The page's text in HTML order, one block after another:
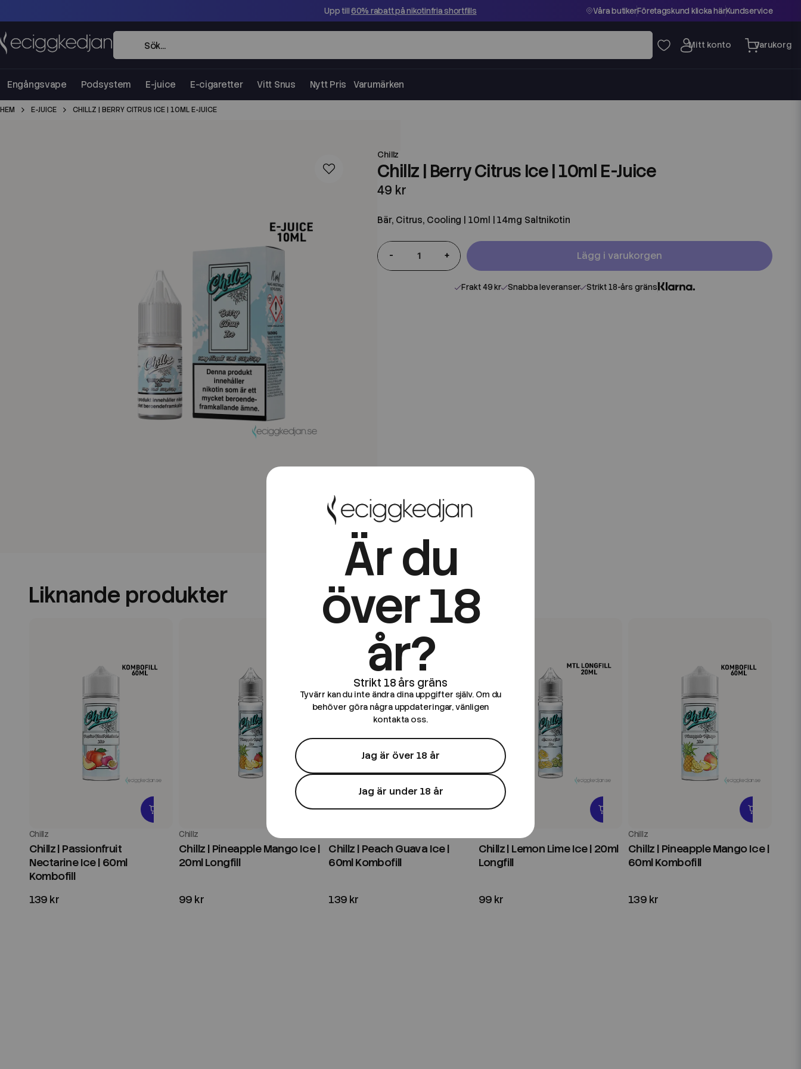
Upp till60% rabatt på nikotinfria shortfills Våra butikerFöretagskund klicka härKundservice
Engångsvape Podsystem E-juice E-cigaretter Vitt Snus Nytt Pris Varumärken
HEM E-JUICE CHILLZ | BERRY CITRUS ICE | 10ML E-JUICE
Chillz
Chillz | Berry Citrus Ice | 10ml E-Juice
49 kr
Bär, Citrus, Cooling | 10ml | 14mg Saltnikotin
- + Lägg i varukorgen
Frakt 49 kr Snabba leveranser Strikt 18-års gräns
Liknande produkter
Chillz
Chillz | Passionfruit
Nectarine Ice | 60ml
Kombofill
139 kr
Chillz
Chillz | Pineapple Mango Ice |
20ml Longfill
99 kr
Chillz | Peach Guava Ice |
60ml Kombofill
139 kr
Chillz | Lemon Lime Ice | 20ml
Longfill
99 kr
Chillz
Chillz | Pineapple Mango Ice |
60ml Kombofill
139 kr
Är du
över 18
år?
Tyvärr kan du inte ändra dina uppgifter själv. Om du
behöver göra några uppdateringar, vänligen
kontakta oss.
Jag är över 18 år
Jag är under 18 år